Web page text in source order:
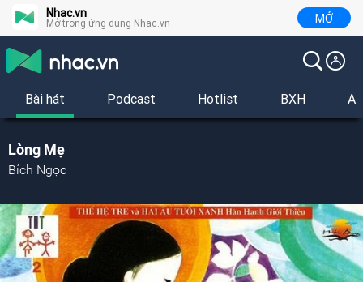
Nhac.vn
Mở trong ứng dụng Nhac.vn MỞ
Bài hát Podcast Hotlist BXH
Lòng Mẹ
Bích Ngọc